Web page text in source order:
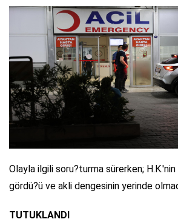
Olayla ilgili soru?turma sürerken;
gördü?ü ve akli dengesinin yerinde
TUTUKLANDI